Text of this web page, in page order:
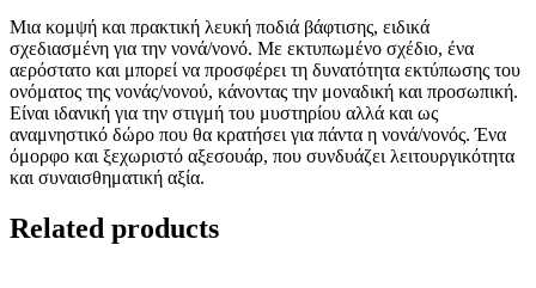
Μια κομψή και πρακτική λευκή ποδιά βάφτισης, ειδικά
σχεδιασμένη για την νονά/νονό. Με εκτυπωμένο σχέδιο, ένα
αερόστατο και μπορεί να προσφέρει τη δυνατότητα εκτύπωσης του
ονόματος της νονάς/νονού, κάνοντας την μοναδική και προσωπική.
Είναι ιδανική για την στιγμή του μυστηρίου αλλά και ως
αναμνηστικό δώρο που θα κρατήσει για πάντα η νονά/νονός. Ένα
όμορφο και ξεχωριστό αξεσουάρ, που συνδυάζει λειτουργικότητα
και συναισθηματική αξία.
Related products